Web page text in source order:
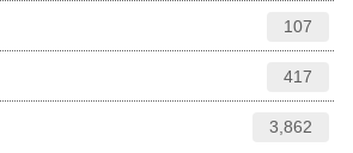
107
417
3,862